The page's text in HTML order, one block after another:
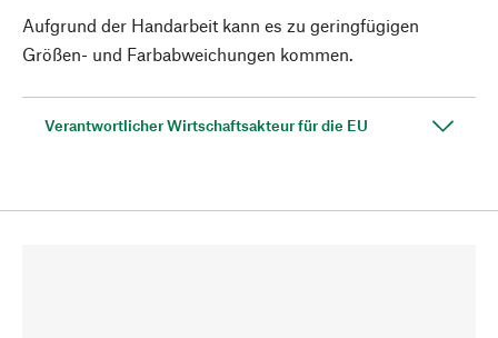
Aufgrund der Handarbeit kann es zu geringfügigen
Größen- und Farbabweichungen kommen.
Verantwortlicher Wirtschaftsakteur für die EU